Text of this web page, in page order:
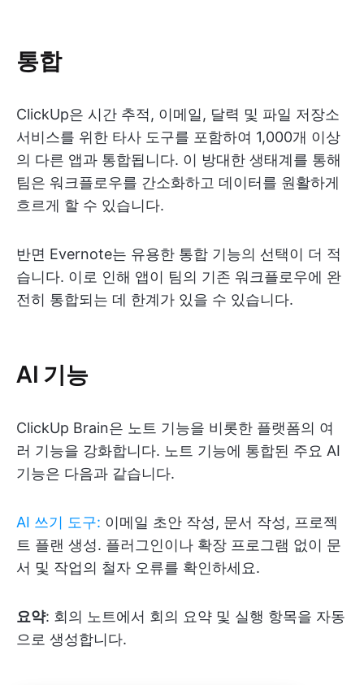
통합
ClickUp은 시간 추적, 이메일, 달력 및 파일 저장소
서비스를 위한 타사 도구를 포함하여 1,000개 이상
의 다른 앱과 통합됩니다. 이 방대한 생태계를 통해
팀은 워크플로우를 간소화하고 데이터를 원활하게
흐르게 할 수 있습니다.
반면 Evernote는 유용한 통합 기능의 선택이 더 적
습니다. 이로 인해 앱이 팀의 기존 워크플로우에 완
전히 통합되는 데 한계가 있을 수 있습니다.
AI 기능
ClickUp Brain은 노트 기능을 비롯한 플랫폼의 여
러 기능을 강화합니다. 노트 기능에 통합된 주요 AI
기능은 다음과 같습니다.
AI 쓰기 도구: 이메일 초안 작성, 문서 작성, 프로젝
트 플랜 생성. 플러그인이나 확장 프로그램 없이 문
서 및 작업의 철자 오류를 확인하세요.
요약: 회의 노트에서 회의 요약 및 실행 항목을 자동
으로 생성합니다.